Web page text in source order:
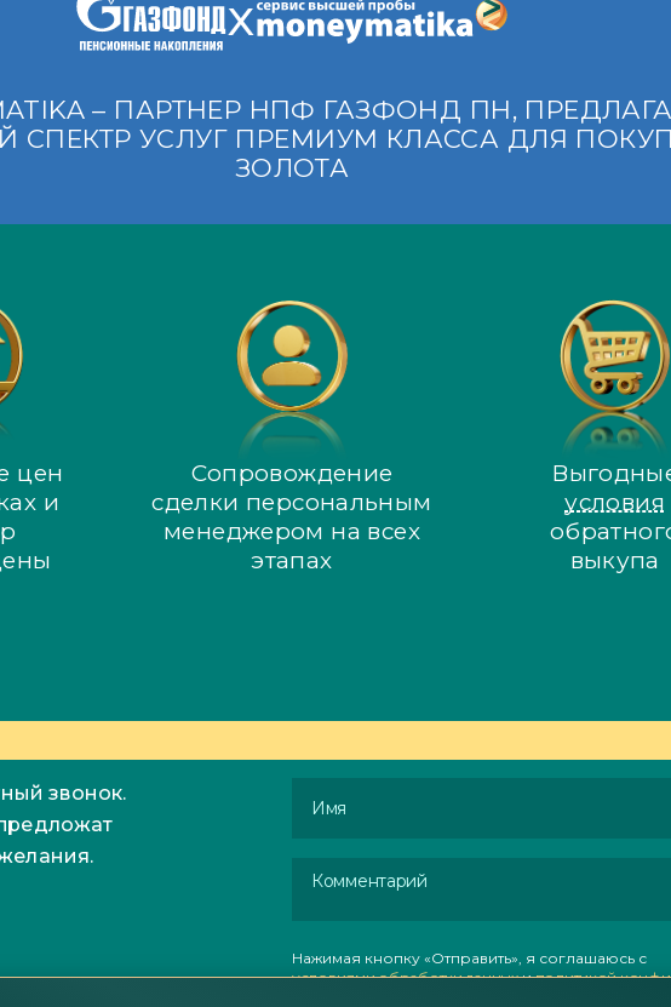
– ПАРТНЕР НПФ ГАЗФОНД ПН,
СПЕКТР УСЛУГ ПРЕМИУМ КЛАССА ДЛЯ
ЗОЛОТА
цен
и
Сопровождение
сделки персональным
менеджером на всех
этапах
условия
выкупа
звонок.
Комментарий
Нажимая кнопку «Отправить», я соглашаюсь с
условиями обработки данныхиполитикой